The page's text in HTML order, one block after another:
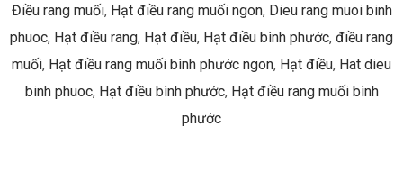
Điều rang muối, Hạt điều rang muối ngon, Dieu rang muoi binh
phuoc, Hạt điều rang, Hạt điều, Hạt điều bình phước, điều rang
muối, Hạt điều rang muối bình phước ngon, Hạt điều, Hat dieu
binh phuoc, Hạt điều bình phước, Hạt điều rang muối bình
phước